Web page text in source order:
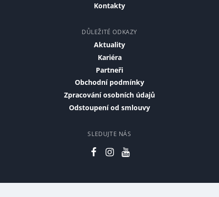
Kontakty
DŮLEŽITÉ ODKAZY
Aktuality
Kariéra
Partneři
Obchodní podmínky
Zpracování osobních údajů
Odstoupení od smlouvy
SLEDUJTE NÁS